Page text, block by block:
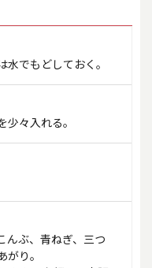
でもどしておく。
々入れる。
んぶ、青ねぎ、三つ
り。